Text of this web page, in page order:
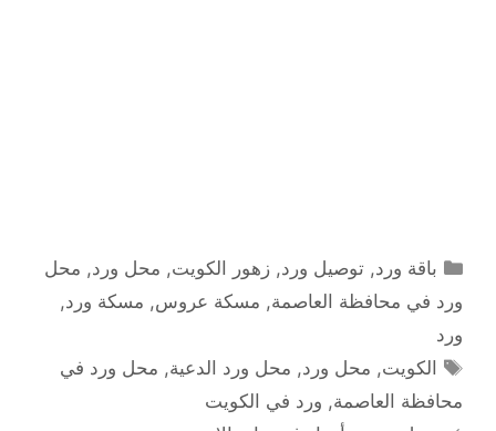
التصنيفات
باقة ورد,توصيل ورد,زهور الكويت, محل ورد, محل
ورد في محافظة العاصمة, مسكة عروس, مسكة ورد,
ورد
الوسوم
الكويت, محل ورد, محل ورد الدعية, محل ورد في
محافظة العاصمة, ورد في الكويت